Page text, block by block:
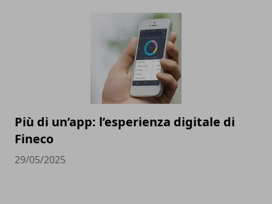
Più di un’app: l’esperienza digitale di
Fineco
29/05/2025